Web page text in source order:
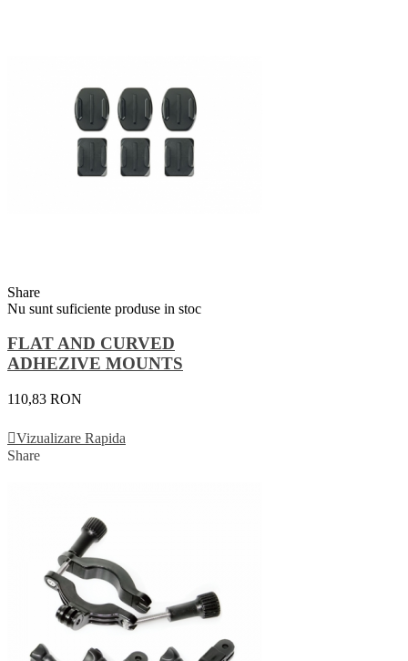
Share
Nu sunt suficiente produse in stoc
FLAT AND CURVED
ADHEZIVE MOUNTS
110,83 RON
Vizualizare Rapida
Share